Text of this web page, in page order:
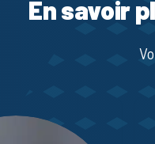
En savoir